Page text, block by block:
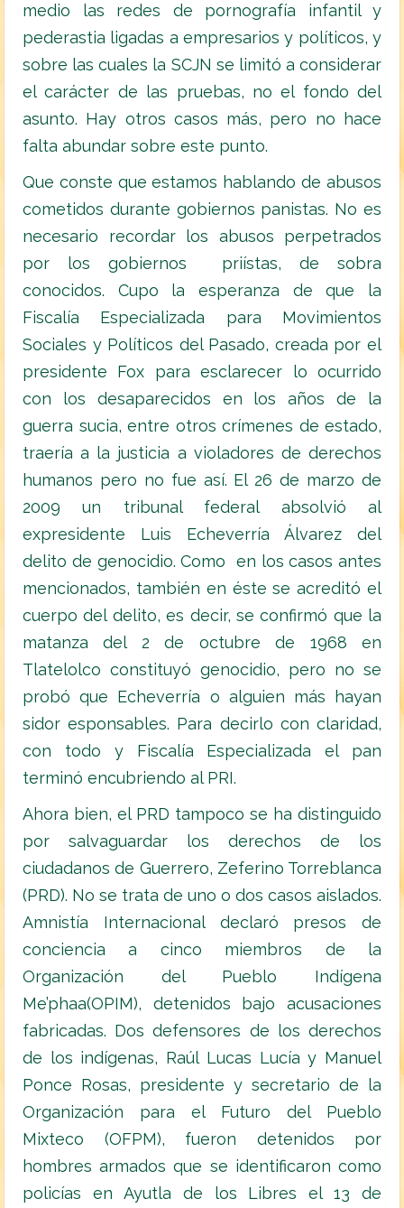
medio las redes de pornografía infantil y
pederastia ligadas a empresarios y políticos, y
sobre las cuales la SCJN se limitó a considerar
el carácter de las pruebas, no el fondo del
asunto. Hay otros casos más, pero no hace
falta abundar sobre este punto.
Que conste que estamos hablando de abusos
cometidos durante gobiernos panistas. No es
necesario recordar los abusos perpetrados
por los gobiernos priístas, de sobra
conocidos. Cupo la esperanza de que la
Fiscalía Especializada para Movimientos
Sociales y Políticos del Pasado, creada por el
presidente Fox para esclarecer lo ocurrido
con los desaparecidos en los años de la
guerra sucia, entre otros crímenes de estado,
traería a la justicia a violadores de derechos
humanos pero no fue así. El 26 de marzo de
2009 un tribunal federal absolvió al
expresidente Luis Echeverría Álvarez del
delito de genocidio. Como en los casos antes
mencionados, también en éste se acreditó el
cuerpo del delito, es decir, se confirmó que la
matanza del 2 de octubre de 1968 en
Tlatelolco constituyó genocidio, pero no se
probó que Echeverría o alguien más hayan
sidor esponsables. Para decirlo con claridad,
con todo y Fiscalía Especializada el pan
terminó encubriendo al PRI.
Ahora bien, el PRD tampoco se ha distinguido
por salvaguardar los derechos de los
ciudadanos de Guerrero, Zeferino Torreblanca
(PRD). No se trata de uno o dos casos aislados.
Amnistía Internacional declaró presos de
conciencia a cinco miembros de la
Organización del Pueblo Indígena
Me’phaa(OPIM), detenidos bajo acusaciones
fabricadas. Dos defensores de los derechos
de los indígenas, Raúl Lucas Lucía y Manuel
Ponce Rosas, presidente y secretario de la
Organización para el Futuro del Pueblo
Mixteco (OFPM), fueron detenidos por
hombres armados que se identificaron como
policías en Ayutla de los Libres el 13 de